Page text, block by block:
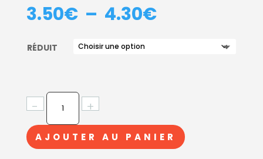
3.50€ – 4.30€PLAGE
RÉDUIT
-
QUANTITÉ
MANCHON
RÉDUIT
FM
+
AJOUTER AU PANIER